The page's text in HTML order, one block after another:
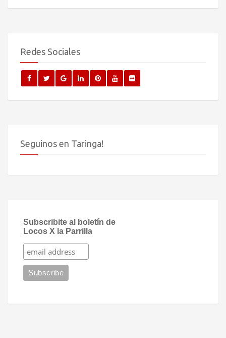
Redes Sociales
Seguinos en Taringa!
Subscribite al boletín de
Locos X la Parrilla